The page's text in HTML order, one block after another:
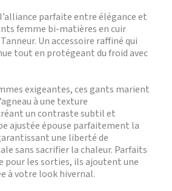
parfaite entre élégance et
femme bi-matières en cuir
Un accessoire raffiné qui
tout en protégeant du froid avec
exigeantes, ces gants marient
à une texture
un contraste subtil et
ajustée épouse parfaitement la
une liberté de
sans sacrifier la chaleur. Parfaits
pour les sorties, ils ajoutent une
à votre look hivernal.